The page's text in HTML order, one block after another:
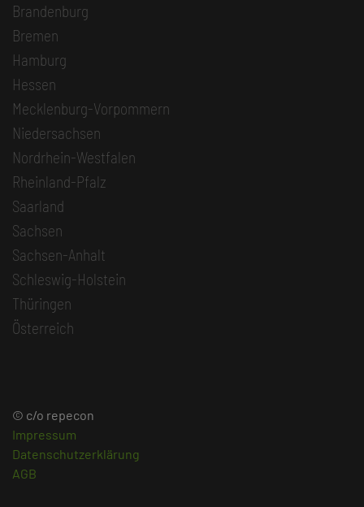
Brandenburg
Bremen
Hamburg
Hessen
Mecklenburg-Vorpommern
Niedersachsen
Nordrhein-Westfalen
Rheinland-Pfalz
Saarland
Sachsen
Sachsen-Anhalt
Schleswig-Holstein
Thüringen
Österreich
© c/o repecon
Impressum
Datenschutzerklärung
AGB